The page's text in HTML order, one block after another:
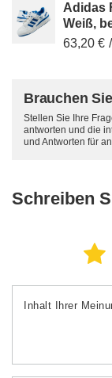
Adidas
Weiß,
63,20 € /
Brauchen
Stellen Sie Ihre
antworten und die
und Antworten für
Schreiben
Inhalt Ihrer